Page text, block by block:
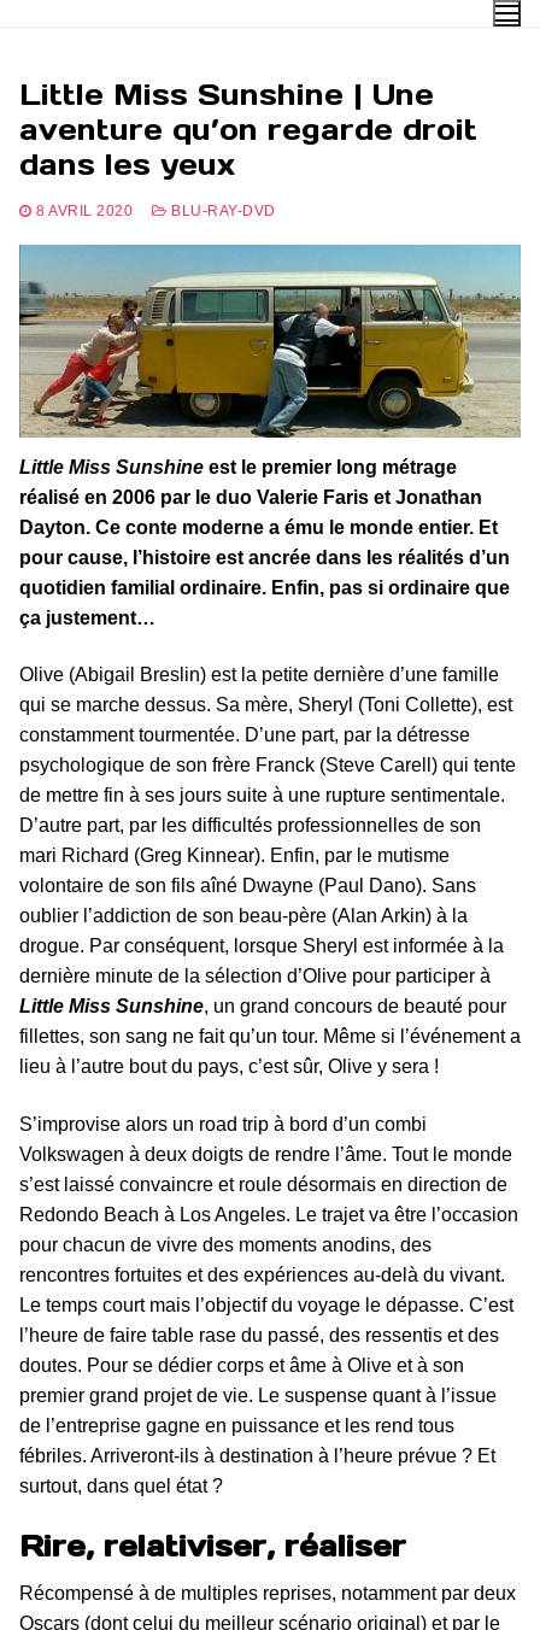
Little Miss Sunshine | Une
aventure qu’on regarde droit
dans les yeux
8 AVRIL 2020 BLU-RAY-DVD
Little Miss Sunshine est le premier long métrage
réalisé en 2006 par le duo Valerie Faris et Jonathan
Dayton. Ce conte moderne a ému le monde entier. Et
pour cause, l’histoire est ancrée dans les réalités d’un
quotidien familial ordinaire. Enfin, pas si ordinaire que
ça justement…
Olive (Abigail Breslin) est la petite dernière d’une famille
qui se marche dessus. Sa mère, Sheryl (Toni Collette), est
constamment tourmentée. D’une part, par la détresse
psychologique de son frère Franck (Steve Carell) qui tente
de mettre fin à ses jours suite à une rupture sentimentale.
D’autre part, par les difficultés professionnelles de son
mari Richard (Greg Kinnear). Enfin, par le mutisme
volontaire de son fils aîné Dwayne (Paul Dano). Sans
oublier l’addiction de son beau-père (Alan Arkin) à la
drogue. Par conséquent, lorsque Sheryl est informée à la
dernière minute de la sélection d’Olive pour participer à
Little Miss Sunshine, un grand concours de beauté pour
fillettes, son sang ne fait qu’un tour. Même si l’événement a
lieu à l’autre bout du pays, c’est sûr, Olive y sera !
S’improvise alors un road trip à bord d’un combi
Volkswagen à deux doigts de rendre l’âme. Tout le monde
s’est laissé convaincre et roule désormais en direction de
Redondo Beach à Los Angeles. Le trajet va être l’occasion
pour chacun de vivre des moments anodins, des
rencontres fortuites et des expériences au-delà du vivant.
Le temps court mais l’objectif du voyage le dépasse. C’est
l’heure de faire table rase du passé, des ressentis et des
doutes. Pour se dédier corps et âme à Olive et à son
premier grand projet de vie. Le suspense quant à l’issue
de l’entreprise gagne en puissance et les rend tous
fébriles. Arriveront-ils à destination à l’heure prévue ? Et
surtout, dans quel état ?
Rire, relativiser, réaliser
Récompensé à de multiples reprises, notamment par deux
Oscars (dont celui du meilleur scénario original) et par le